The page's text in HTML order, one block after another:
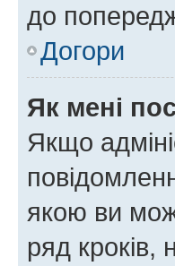
до
Догори
Як мені
Якщо
якою ви
ряд кроків,